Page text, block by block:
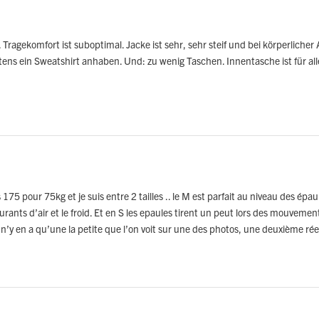
Tragekomfort ist suboptimal. Jacke ist sehr, sehr steif und bei
ein Sweatshirt anhaben. Und: zu wenig Taschen. Innentasche ist für
pour 75kg et je suis entre 2 tailles .. le M est parfait au niveau des
d’air et le froid. Et en S les epaules tirent un peut lors des
en a qu’une la petite que l’on voit sur une des photos, une deuxième